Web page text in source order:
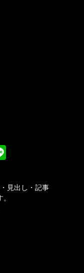
見出し・記事